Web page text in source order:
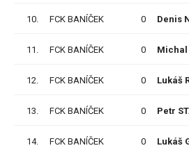
10. FCK BANÍČEK 0 Denis
11. FCK BANÍČEK 0 Michal
12. FCK BANÍČEK 0 Lukáš
13. FCK BANÍČEK 0 Petr
14. FCK BANÍČEK 0 Lukáš